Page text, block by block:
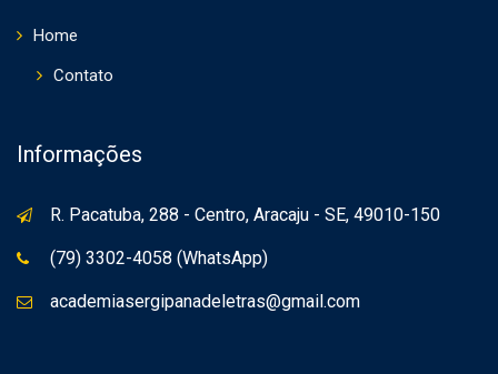
Home
Contato
Informações
R. Pacatuba, 288 - Centro, Aracaju - SE, 49010-150
(79) 3302-4058 (WhatsApp)
academiasergipanadeletras@gmail.com